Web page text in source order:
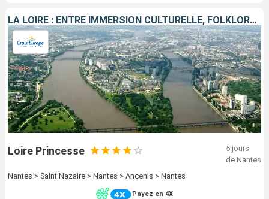
LA LOIRE : ENTRE IMMERSION CULTURELLE, FOLKLORE TRADITIONNEL ET SAVEURS LOCALES
Loire Princesse
5 jours
de Nantes
Nantes > Saint Nazaire > Nantes > Ancenis > Nantes
Payez en 4X